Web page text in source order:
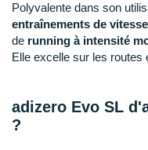
Polyvalente dans son
entraînements de vitesse
de running à intensité
Elle excelle sur les routes
adizero Evo SL
?
Raidlight
Reebok
Saucony